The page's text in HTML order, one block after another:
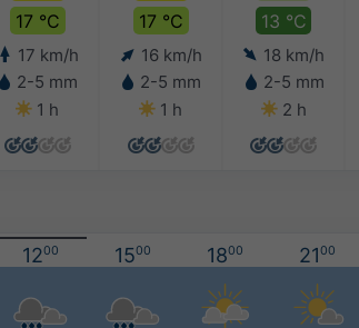
17 °C
17 km/h
2-5 mm
1 h
17 °C
16 km/h
2-5 mm
1 h
13 °C
18 km/h
2-5 mm
2 h
1200 1500 1800 2100